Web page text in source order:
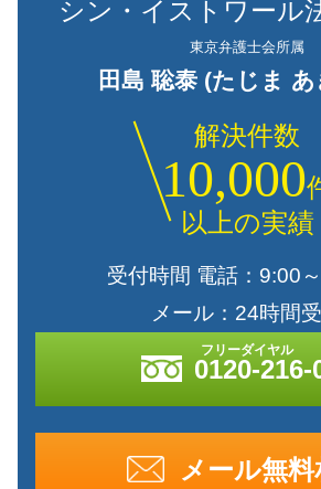
シン・イストワール
東京弁護士会所属
田島 聡泰 (たじま
解決件数
10,000
以上の実績
受付時間 電話：9:00
メール：24時間
0120-216-
メール無料